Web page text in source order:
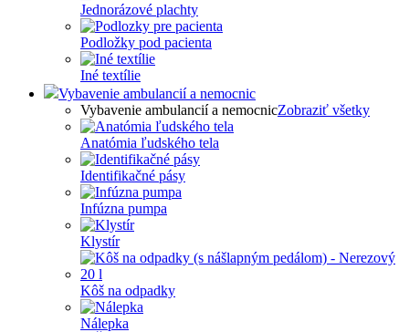
Jednorázové plachty
Podložky pod pacienta
Iné textílie
Vybavenie ambulancií a nemocnic
Vybavenie ambulancií a nemocnicZobraziť všetky
Anatómia ľudského tela
Identifikačné pásy
Infúzna pumpa
Klystír
Kôš na odpadky
Nálepka